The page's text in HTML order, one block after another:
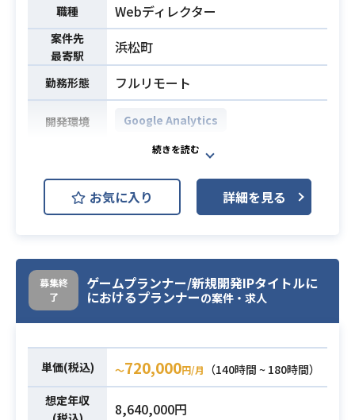
必須スキル
・UEを使用したゲーム開発経験（3
年以上）
・UEを使用したボスバトル設計の実
務経験
・レベルデザインの実務経験
・各プラットフォーム固有の機能に
関する知識
職種 Webディレクター
案件先
最寄駅
浜松町
勤務形態 フルリモート
開発環境 Google Analytics
アプリのUXディレクターを募集して
おります。
要件定義・WF作成〜デザイン・開発
の進行や品質管理など、アプリ開発
ただきます。
※ 起案経験もしくはデザイン経験が
重要視されます。
必須スキル
・アプリもしくはWEBの制作に携わ
った経験3年以上
・要件定義の経験
・デザイナーや開発エンジニアとの
お気に入り 詳細を見る
募集終
了
ゲームプランナー/新規開発IPタイトルに
におけるプランナーの案件・求人
単価(税込) 〜720,000円/月
（140時間 ~ 180時間）
想定年収
8,640,000円